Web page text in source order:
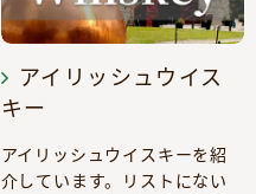
アイリッシュウイス
キー
アイリッシュウイスキーを紹
介しています。リストにない